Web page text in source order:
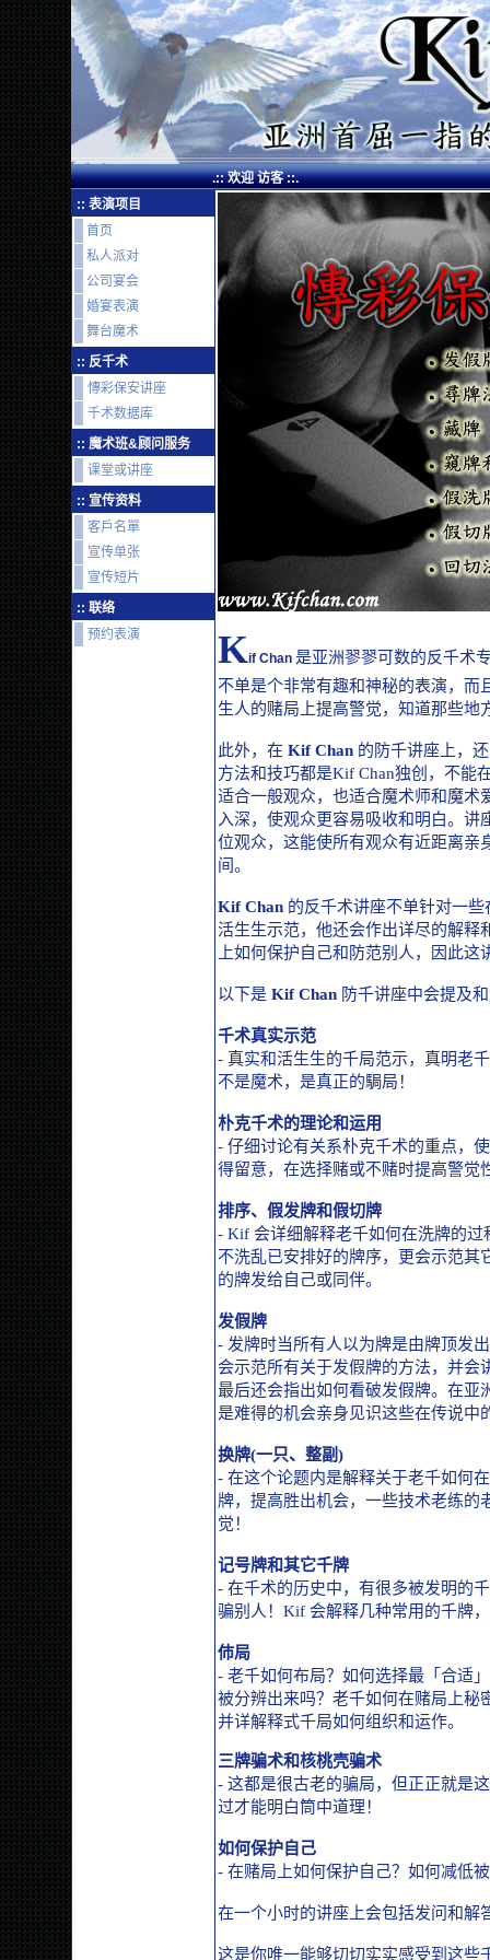
.:: 欢迎 访客 ::.
:: 表演项目
首页
私人派对
公司宴会
婚宴表演
舞台魔术
:: 反千术
慱彩保安讲座
千术数据库
:: 魔术班&顾问服务
课堂或讲座
:: 宣传资料
客戶名單
宣传单张
宣传短片
:: 联络
预约表演
Kif Chan 是亚洲翏翏可数的反千术
不单是个非常有趣和神秘的表演，而
生人的赌局上提高警觉，知道那些地
此外，在 Kif Chan 的防千讲座上，
方法和技巧都是Kif Chan独创，不能
适合一般观众，也适合魔术师和魔术
入深，使观众更容易吸收和明白。
位观众，这能使所有观众有近距离亲
间。
Kif Chan 的反千术讲座不单针对一
活生生示范，他还会作出详尽的解释
上如何保护自己和防范别人，因此
以下是 Kif Chan 防千讲座中会提及
千术真实示范
- 真实和活生生的千局范示，真明老
不是魔术，是真正的駶局！
朴克千术的理论和运用
- 仔细讨论有关系朴克千术的重点，
得留意，在选择赌或不赌时提高警觉
排序、假发牌和假切牌
- Kif 会详细解释老千如何在洗牌的
不洗乱已安排好的牌序，更会示范其
的牌发给自己或同伴。
发假牌
- 发牌时当所有人以为牌是由牌顶发
会示范所有关于发假牌的方法，并会
最后还会指出如何看破发假牌。在亚
是难得的机会亲身见识这些在传说中
换牌(一只、整副)
- 在这个论题内是解释关于老千如何
牌，提高胜出机会，一些技术老练的
觉！
记号牌和其它千牌
- 在千术的历史中，有很多被发明的
骗别人！Kif 会解释几种常用的千牌
伂局
- 老千如何布局？如何选择最「合适
被分辨出来吗？老千如何在赌局上
并详解释式千局如何组织和运作。
三牌骗术和核桃壳骗术
- 这都是很古老的骗局，但正正就是
过才能明白筒中道理！
如何保护自己
- 在赌局上如何保护自己？如何减低
在一个小时的讲座上会包括发问和解
这是你唯一能够切切实实感受到这些